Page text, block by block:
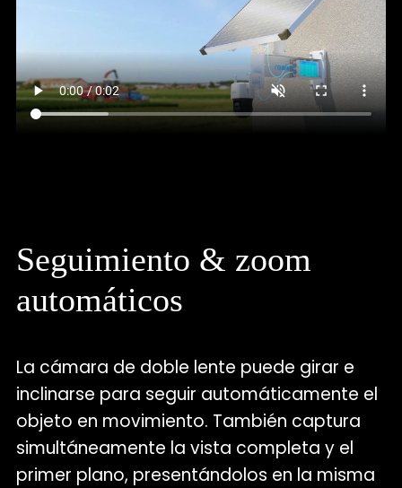
Seguimiento & zoom
automáticos
La cámara de doble lente puede girar e
inclinarse para seguir automáticamente el
objeto en movimiento. También captura
simultáneamente la vista completa y el
primer plano, presentándolos en la misma